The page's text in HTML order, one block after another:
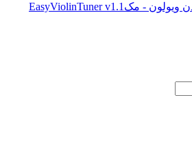
- مک EasyViolinTuner v1.1